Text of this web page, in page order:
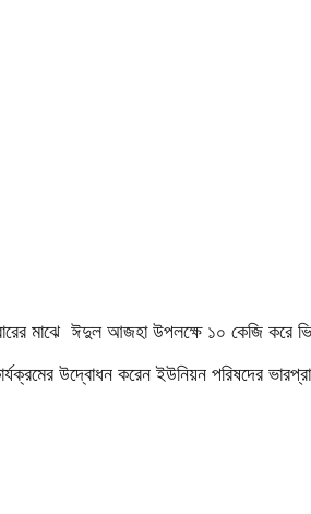
মাঝে ঈদুল আজহা উপলক্ষে ১০ কেজি করে
উদ্বোধন করেন ইউনিয়ন পরিষদের